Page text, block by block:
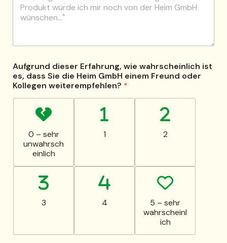
Aufgrund dieser Erfahrung, wie wahrscheinlich ist
es, dass Sie die Heim GmbH einem Freund oder
Kollegen weiterempfehlen? *
0 – sehr
unwahrsch
einlich
1 2
3 4
5 – sehr
wahrscheinl
ich